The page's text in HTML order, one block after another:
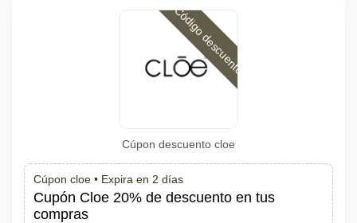
Código descuento
Cúpon descuento cloe
Cúpon cloe • Expira en 2 días
Cupón Cloe 20% de descuento en tus
compras